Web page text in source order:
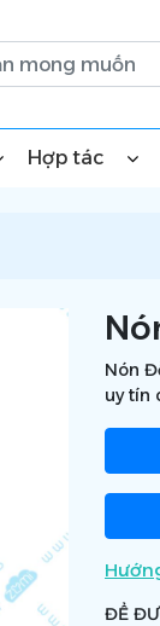
Hợp tác
Nón
uy tín
ĐỂ